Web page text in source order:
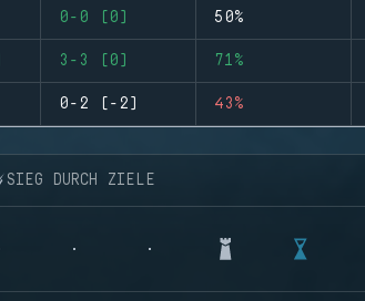
0-0 (0) 50%
3-3 (0) 71%
0-2 (-2) 43%
SIEG DURCH ZIELE